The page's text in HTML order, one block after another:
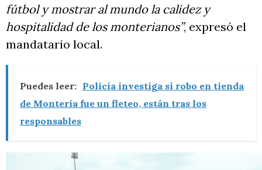
fútbol y mostrar al mundo la calidez y
hospitalidad de los monterianos”, expresó el
mandatario local.
Puedes leer: Policía investiga si robo en tienda
de Montería fue un fleteo, están tras los
responsables